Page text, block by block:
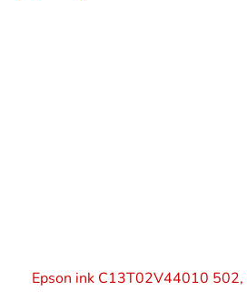
Epson ink C13T02V44010